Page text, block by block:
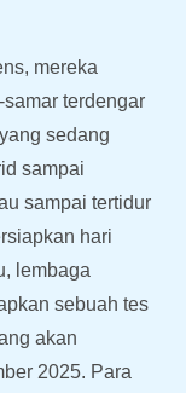
mereka
terdengar
sedang
sampai
sampai tertidur
hari
lembaga
sebuah tes
akan
2025. Para